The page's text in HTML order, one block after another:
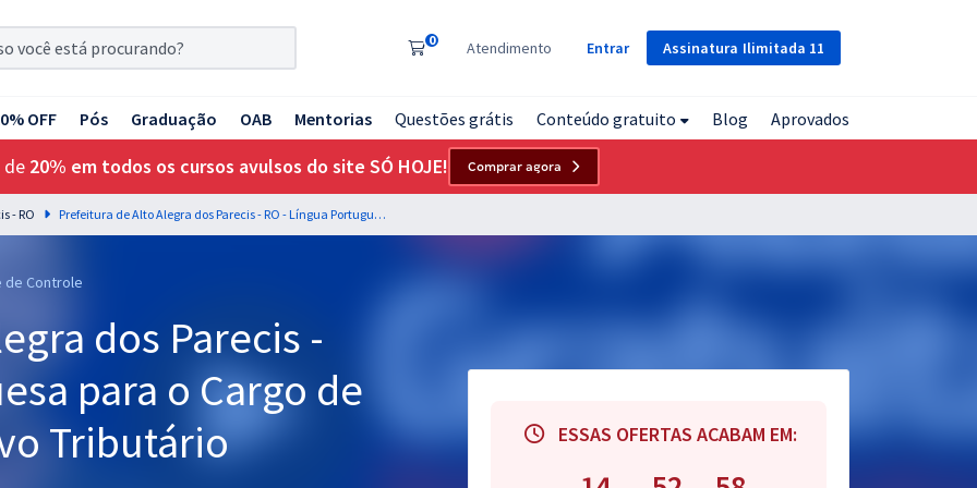
Assinatura Ilimitada 11
0 Atendimento Entrar
OFF Pós Graduação OAB Mentorias Questões grátis Conteúdo gratuito Blog Aprovados
de 20% em todos os cursos avulsos do site SÓ HOJE! Comprar agora
- RO Prefeitura de Alto Alegra dos Parecis - RO - Língua Portuguesa para o Cargo de Agente Administrativo Tributário
de Controle
dos Parecis -
para o Cargo de
Tributário
ESSAS OFERTAS ACABAM EM: